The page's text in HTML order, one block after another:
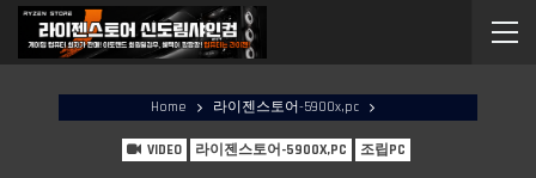
Home 라이젠스토어-5900x,pc
VIDEO 라이젠스토어-5900X,PC 조립PC